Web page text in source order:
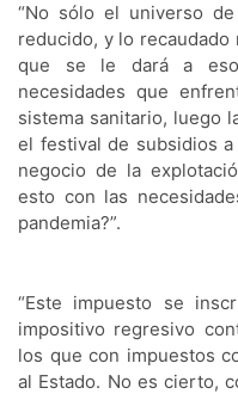
“No sólo el universo
reducido, y lo
que se le dará a
necesidades que
sistema sanitario, luego
el festival de subsidios a
negocio de la
esto con las
pandemia?”.
“Este impuesto se
impositivo regresivo
los que con impuestos
al Estado. No es cierto,